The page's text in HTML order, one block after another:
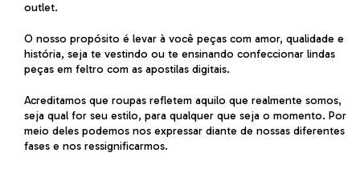
outlet.
O nosso propósito é levar à você peças com amor, qualidade e
história, seja te vestindo ou te ensinando confeccionar lindas
peças em feltro com as apostilas digitais.
Acreditamos que roupas refletem aquilo que realmente somos,
seja qual for seu estilo, para qualquer que seja o momento. Por
meio deles podemos nos expressar diante de nossas diferentes
fases e nos ressignificarmos.